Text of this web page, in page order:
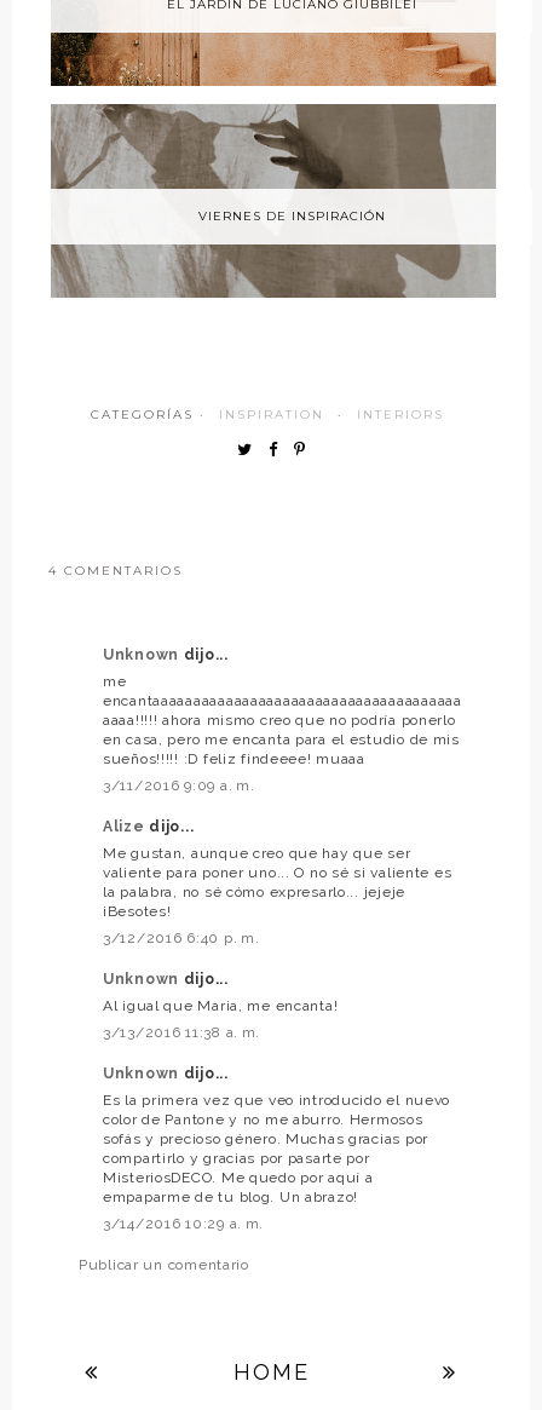
EL JARDIN DE LUCIANO GIUBBILEI
VIERNES DE INSPIRACIÓN
CATEGORÍAS · INSPIRATION · INTERIORS
4 COMENTARIOS
Unknown dijo...
me
encantaaaaaaaaaaaaaaaaaaaaaaaaaaaaaaaaaaaaaa
aaaa!!!!! ahora mismo creo que no podría ponerlo
en casa, pero me encanta para el estudio de mis
sueños!!!!! :D feliz findeeee! muaaa
3/11/2016 9:09 a. m.
Alize dijo...
Me gustan, aunque creo que hay que ser
valiente para poner uno... O no sé si valiente es
la palabra, no sé cómo expresarlo... jejeje
¡Besotes!
3/12/2016 6:40 p. m.
Unknown dijo...
Al igual que Maria, me encanta!
3/13/2016 11:38 a. m.
Unknown dijo...
Es la primera vez que veo introducido el nuevo
color de Pantone y no me aburro. Hermosos
sofás y precioso género. Muchas gracias por
compartirlo y gracias por pasarte por
MisteriosDECO. Me quedo por aquí a
empaparme de tu blog. Un abrazo!
3/14/2016 10:29 a. m.
Publicar un comentario
HOME